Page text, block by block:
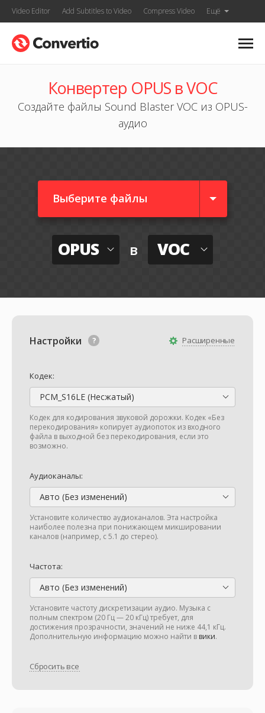
Video Editor Add Subtitles to Video Compress Video Ещё
Конвертер OPUS в VOC
Создайте файлы Sound Blaster VOC из OPUS-
аудио
Выберите файлы
OPUS в VOC
Расширенные
Настройки
Кодек:
PCM_S16LE (Несжатый)
Кодек для кодирования звуковой дорожки. Кодек «Без
перекодирования» копирует аудиопоток из входного
файла в выходной без перекодирования, если это
возможно.
Аудиоканалы:
Авто (Без изменений)
Установите количество аудиоканалов. Эта настройка
наиболее полезна при понижающем микшировании
каналов (например, с 5.1 до стерео).
Частота:
Авто (Без изменений)
Установите частоту дискретизации аудио. Музыка с
полным спектром (20 Гц — 20 кГц) требует, для
достижения прозрачности, значений не ниже 44,1 кГц.
Дополнительную информацию можно найти в вики.
Сбросить все